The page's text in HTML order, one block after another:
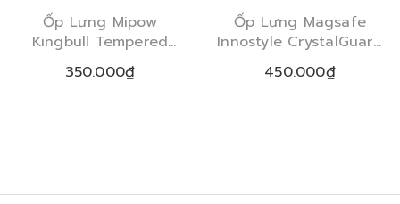
Ốp Lưng Mipow
Kingbull Tempered
Glass Transprent
iPhone 17 Series 2025
350.000₫
Ốp Lưng Magsafe
Innostyle CrystalGuard
Clear iPhone 17 Series
2025
450.000₫